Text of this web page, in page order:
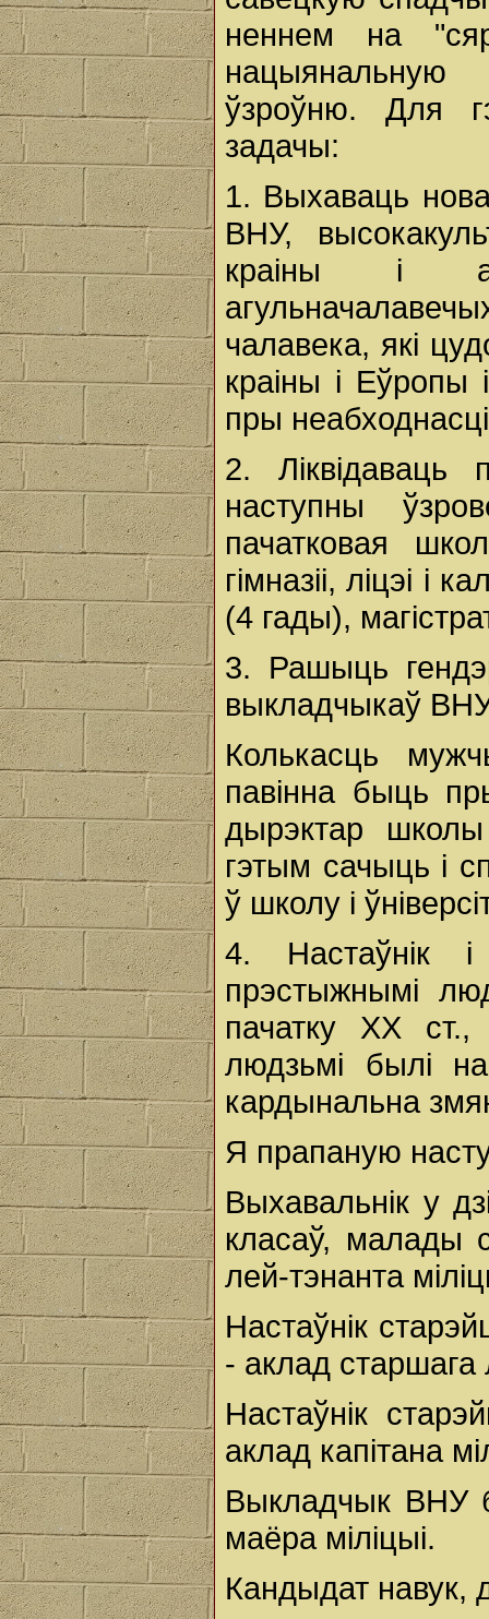
неннем на
нацыянальную
ўзроўню. Для
задачы:
1. Выхаваць
ВНУ,
краіны і
чалавека, які
краіны і
пры
2. Ліквідаваць
наступны
пачатковая
гімназіі, ліцэі
(4 гады),
3. Рашыць
выкладчыкаў
Колькасць
павінна быць
дырэктар школы
гэтым сачыць і
ў школу і
4. Настаўнік
прэстыжнымі
пачатку ХХ
людзьмі былі
кардынальна
Я прапаную
Выхавальнік у
класаў, малады
лей-тэнанта
Настаўнік
- аклад старшага
Настаўнік
аклад капітана
Выкладчык ВНУ
маёра міліцыі.
Кандыдат навук,